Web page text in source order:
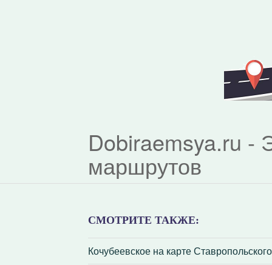
Dobiraemsya.ru -
маршрутов
СМОТРИТЕ ТАКЖЕ:
Кочубеевское на карте